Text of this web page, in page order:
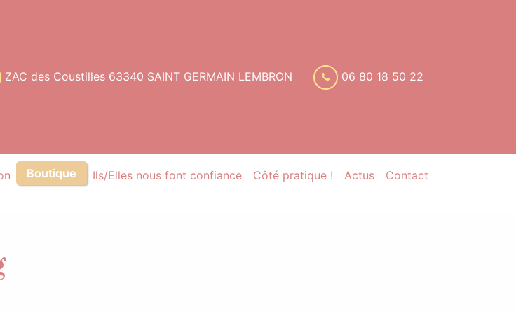
ZAC des Coustilles 63340 SAINT GERMAIN LEMBRON 06 80 18 50 22
Boutique Ils/Elles nous font confiance Côté pratique ! Actus Contact